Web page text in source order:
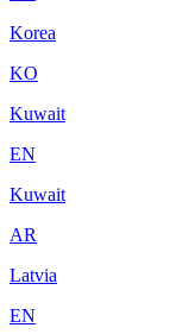
Korea
KO
Kuwait
EN
Kuwait
AR
Latvia
EN